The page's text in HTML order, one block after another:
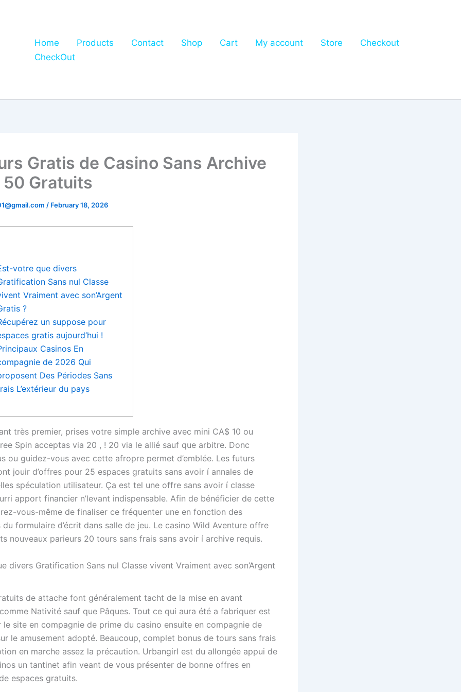
Home Products Contact Shop Cart My account Store
Checkout
CheckOut
Gratis de Casino Sans Archive
Gratuits
/ February 18, 2026
votre que divers
Sans nul Classe
Vraiment avec son’Argent
?
un suppose pour
gratis aujourd’hui !
Casinos En
de 2026 Qui
Des Périodes Sans
L’extérieur du pays
très premier, prises votre simple archive avec mini CA$ 10 ou
Spin acceptas via 20 , ! 20 via le allié sauf que arbitre. Donc
ou guidez-vous avec cette afropre permet d’emblée. Les futurs
jouir d’offres pour 25 espaces gratuits sans avoir í annales de
spéculation utilisateur. Ça est tel une offre sans avoir í classe
apport financier n’levant indispensable. Afin de bénéficier de cette
vous-même de finaliser ce fréquenter une en fonction des
du formulaire d’écrit dans salle de jeu. Le casino Wild Aventure offre
nouveaux parieurs 20 tours sans frais sans avoir í archive requis.
divers Gratification Sans nul Classe vivent Vraiment avec son’Argent
de attache font généralement tacht de la mise en avant
Nativité sauf que Pâques. Tout ce qui aura été a fabriquer est
site en compagnie de prime du casino ensuite en compagnie de
le amusement adopté. Beaucoup, complet bonus de tours sans frais
en marche assez la précaution. Urbangirl est du allongée appui de
un tantinet afin veant de vous présenter de bonne offres en
espaces gratuits.